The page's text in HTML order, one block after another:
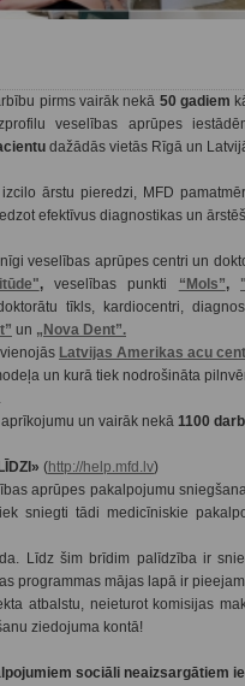
pirms vairāk nekā 50 gadiem
veselības aprūpes
dažādās vietās Rīgā un
ārstu pieredzi, MFD
efektīvus diagnostikas un
veselības aprūpes centri un
,veselības punkti “Mols”,
tīkls, kardiocentri,
un „Nova Dent”.
Latvijas Amerikas acu
un kurā tiek nodrošināta
un vairāk nekā 1100
(http://help.mfd.lv)
aprūpes pakalpojumu
sniegti tādi medicīniskie
Līdz šim brīdim palīdzība ir
programmas mājas lapā ir
atbalstu, neieturot komisijas
ziedojuma kontā!
sociāli neaizsargātiem